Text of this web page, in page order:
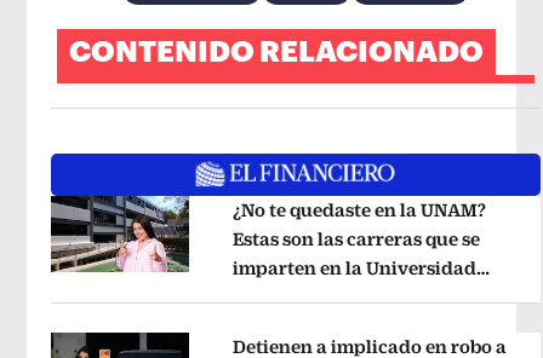
CONTENIDO RELACIONADO
¿No te quedaste en la UNAM?
Estas son las carreras que se
imparten en la Universidad
Detienen a implicado en robo a